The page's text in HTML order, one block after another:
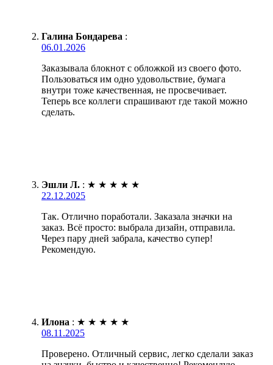
Галина Бондарева :
06.01.2026
Заказывала блокнот с обложкой из своего фото.
Пользоваться им одно удовольствие, бумага
внутри тоже качественная, не просвечивает.
Теперь все коллеги спрашивают где такой можно
сделать.
Эшли Л. : ★ ★ ★ ★ ★
22.12.2025
Так. Отлично поработали. Заказала значки на
заказ. Всё просто: выбрала дизайн, отправила.
Через пару дней забрала, качество супер!
Рекомендую.
Илона : ★ ★ ★ ★ ★
08.11.2025
Проверено. Отличный сервис, легко сделали заказ